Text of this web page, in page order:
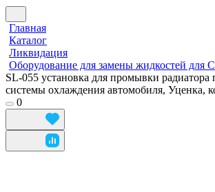
Главная
Каталог
Ликвидация
Оборудование для замены жидкостей для
SL-055 установка для промывки радиатора
системы охлаждения автомобиля, Уценка,
0